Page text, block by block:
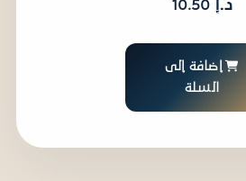
د.إ10.50
إضافة إلى
السلة